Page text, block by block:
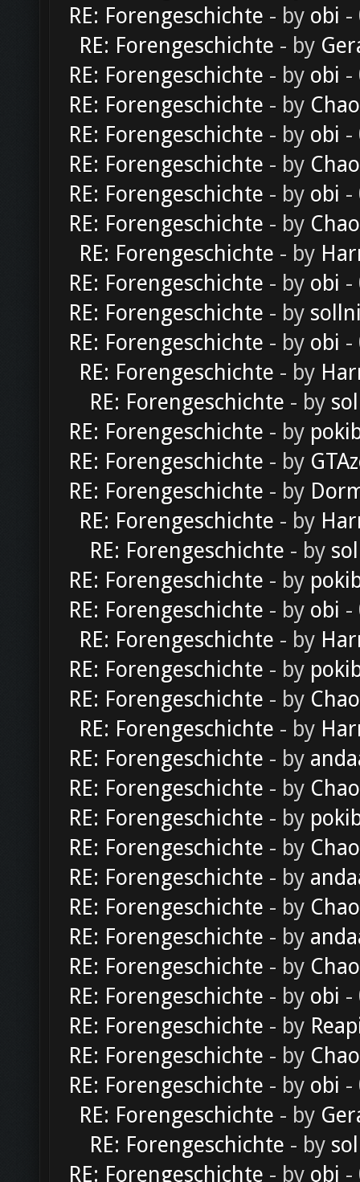
RE: Forengeschichte - by obi -
RE: Forengeschichte - by
RE: Forengeschichte - by obi -
RE: Forengeschichte - by
RE: Forengeschichte - by obi -
RE: Forengeschichte - by
RE: Forengeschichte - by obi -
RE: Forengeschichte - by
RE: Forengeschichte - by
RE: Forengeschichte - by obi -
RE: Forengeschichte - by
RE: Forengeschichte - by obi -
RE: Forengeschichte - by
RE: Forengeschichte - by
RE: Forengeschichte - by
RE: Forengeschichte - by
RE: Forengeschichte - by
RE: Forengeschichte - by
RE: Forengeschichte - by
RE: Forengeschichte - by
RE: Forengeschichte - by obi -
RE: Forengeschichte - by
RE: Forengeschichte - by
RE: Forengeschichte - by
RE: Forengeschichte - by
RE: Forengeschichte - by
RE: Forengeschichte - by
RE: Forengeschichte - by
RE: Forengeschichte - by
RE: Forengeschichte - by
RE: Forengeschichte - by
RE: Forengeschichte - by
RE: Forengeschichte - by
RE: Forengeschichte - by obi -
RE: Forengeschichte - by
RE: Forengeschichte - by
RE: Forengeschichte - by obi -
RE: Forengeschichte - by
RE: Forengeschichte - by
RE: Forengeschichte - by obi -